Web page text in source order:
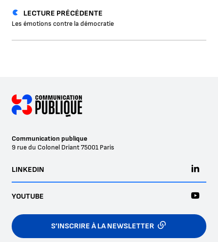
LECTURE PRÉCÉDENTE
Les émotions contre la démocratie
Communication publique
9 rue du Colonel Driant75001 Paris
S’INSCRIRE À LA NEWSLETTER
LINKEDIN
YOUTUBE